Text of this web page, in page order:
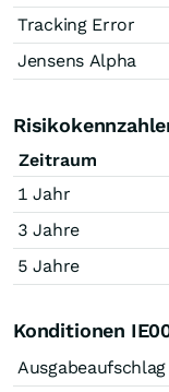
Tracking Error
Jensens Alpha
Zeitraum
1 Jahr
3 Jahre
5 Jahre
Konditionen
Ausgabeaufschlag